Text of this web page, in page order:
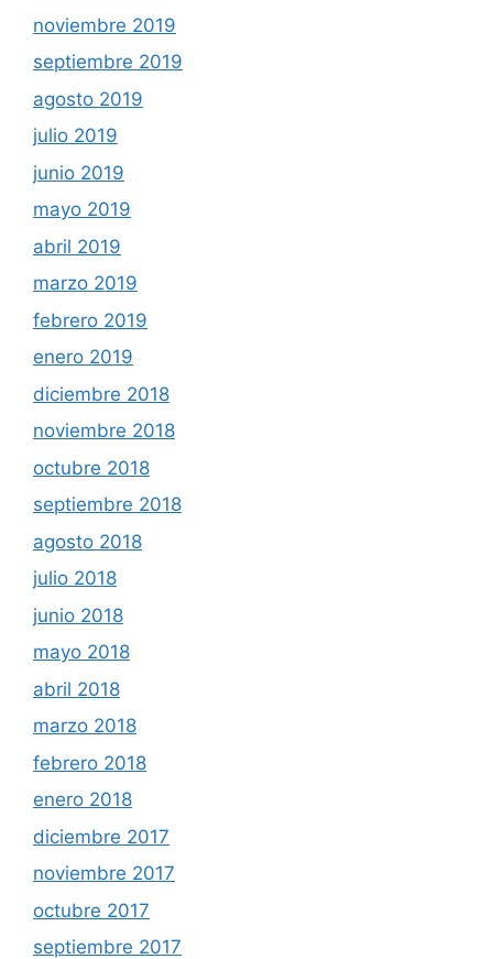
noviembre 2019
septiembre 2019
agosto 2019
julio 2019
junio 2019
mayo 2019
abril 2019
marzo 2019
febrero 2019
enero 2019
diciembre 2018
noviembre 2018
octubre 2018
septiembre 2018
agosto 2018
julio 2018
junio 2018
mayo 2018
abril 2018
marzo 2018
febrero 2018
enero 2018
diciembre 2017
noviembre 2017
octubre 2017
septiembre 2017